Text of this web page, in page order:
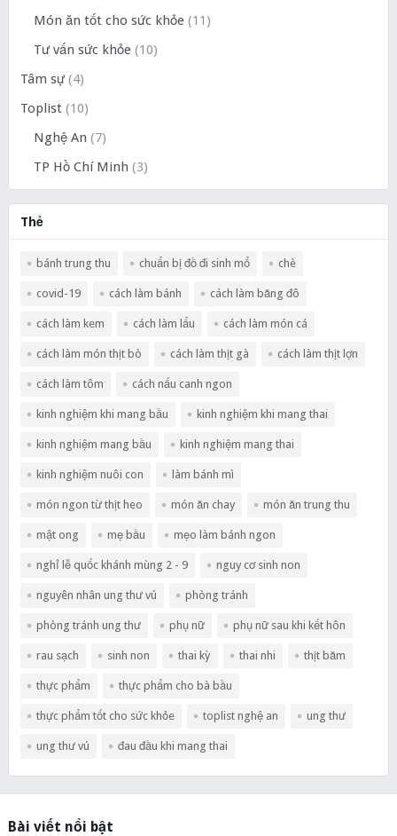
Món ăn tốt cho sức khỏe(11)
Tư vấn sức khỏe(10)
Tâm sự(4)
Toplist(10)
Nghệ An (7)
TP Hồ Chí Minh (3)
Thẻ
bánh trung thu chuẩn bị đồ đi sinh mổ chè
covid-19 cách làm bánh cách làm băng đô
cách làm kem cách làm lẩu cách làm món cá
cách làm món thịt bò cách làm thịt gà cách làm thịt lợn
cách làm tôm cách nấu canh ngon
kinh nghiệm khi mang bầu kinh nghiệm khi mang thai
kinh nghiệm mang bầu kinh nghiệm mang thai
kinh nghiệm nuôi con làm bánh mì
món ngon từ thịt heo món ăn chay món ăn trung thu
mật ong mẹ bầu mẹo làm bánh ngon
nghỉ lễ quốc khánh mùng 2 - 9 nguy cơ sinh non
nguyên nhân ung thư vú phòng tránh
phòng tránh ung thư phụ nữ phụ nữ sau khi kết hôn
rau sạch sinh non thai kỳ thai nhi thịt băm
thực phẩm thực phẩm cho bà bầu
thực phẩm tốt cho sức khỏe toplist nghệ an ung thư
ung thư vú đau đầu khi mang thai
Bài viết nổi bật